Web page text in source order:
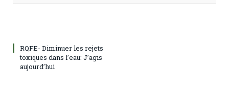
RQFE- Diminuer les rejets
toxiques dans l’eau: J’agis
aujourd’hui